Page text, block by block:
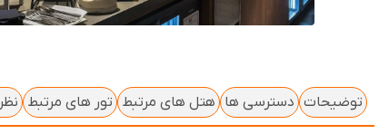
توضیحات دسترسی ها هتل های مرتبط تور های مرتبط